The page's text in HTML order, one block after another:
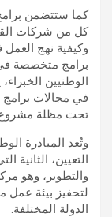
كما ستتضمن
كل من شركات
وكيفية نهج
برامج متخصصة
تحت مظلة مشروع
وتُعد المبادرة
التعيين، الثانية
والتطوير، وهو
لتحفيز بيئة عمل
الدولة المختلفة.